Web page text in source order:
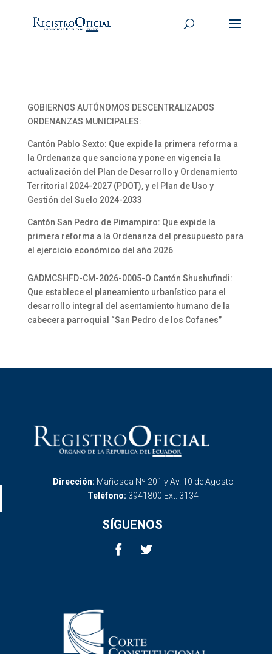
GOBIERNOS AUTÓNOMOS DESCENTRALIZADOS
ORDENANZAS MUNICIPALES:
Cantón Pablo Sexto: Que expide la primera reforma a
la Ordenanza que sanciona y pone en vigencia la
actualización del Plan de Desarrollo y Ordenamiento
Territorial 2024-2027 (PDOT), y el Plan de Uso y
Gestión del Suelo 2024-2033
Cantón San Pedro de Pimampiro: Que expide la
primera reforma a la Ordenanza del presupuesto para
el ejercicio económico del año 2026
GADMCSHFD-CM-2026-0005-O Cantón Shushufindi:
Que establece el planeamiento urbanístico para el
desarrollo integral del asentamiento humano de la
cabecera parroquial “San Pedro de los Cofanes”
Dirección: Mañosca Nº 201 y Av. 10 de Agosto
Teléfono: 3941800 Ext. 3134
SÍGUENOS